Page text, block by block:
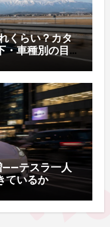
くらい？カタ
・車種別の目
——テスラ一人
ているか